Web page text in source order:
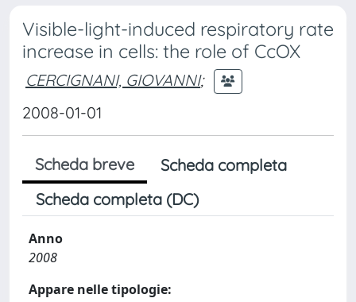
Visible-light-induced respiratory rate
increase in cells: the role of CcOX
CERCIGNANI, GIOVANNI;
2008-01-01
Scheda breve
Scheda completa
Scheda completa (DC)
Anno
2008
Appare nelle tipologie: